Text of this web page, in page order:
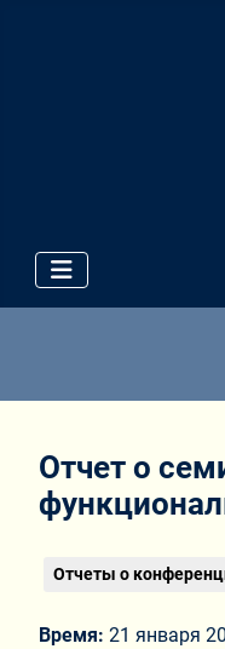
Отчет о
Отчеты о
Время: 21 января